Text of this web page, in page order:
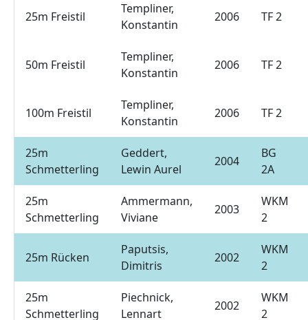
25m Freistil
Templiner,
Konstantin
2006 TF 2
50m Freistil
Templiner,
Konstantin
2006 TF 2
100m Freistil
Templiner,
Konstantin
2006 TF 2
25m
Schmetterling
Geddert,
Lewin Aurel
2004
BG
2A
25m
Schmetterling
Ammermann,
Viviane
2003
WKM
2
25m Rücken
Paputsis,
Dimitris
2002
WKM
2
25m
Schmetterling
Piechnick,
Lennart
2002
WKM
2